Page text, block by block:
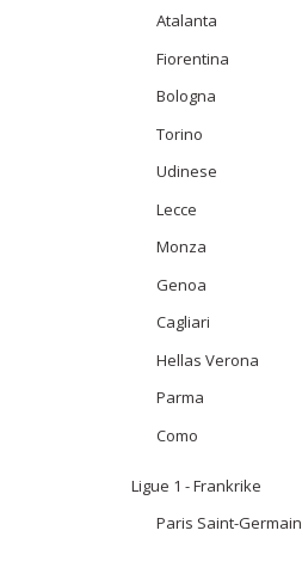
Atalanta
Fiorentina
Bologna
Torino
Udinese
Lecce
Monza
Genoa
Cagliari
Hellas Verona
Parma
Como
Ligue 1 - Frankrike
Paris Saint-Germain